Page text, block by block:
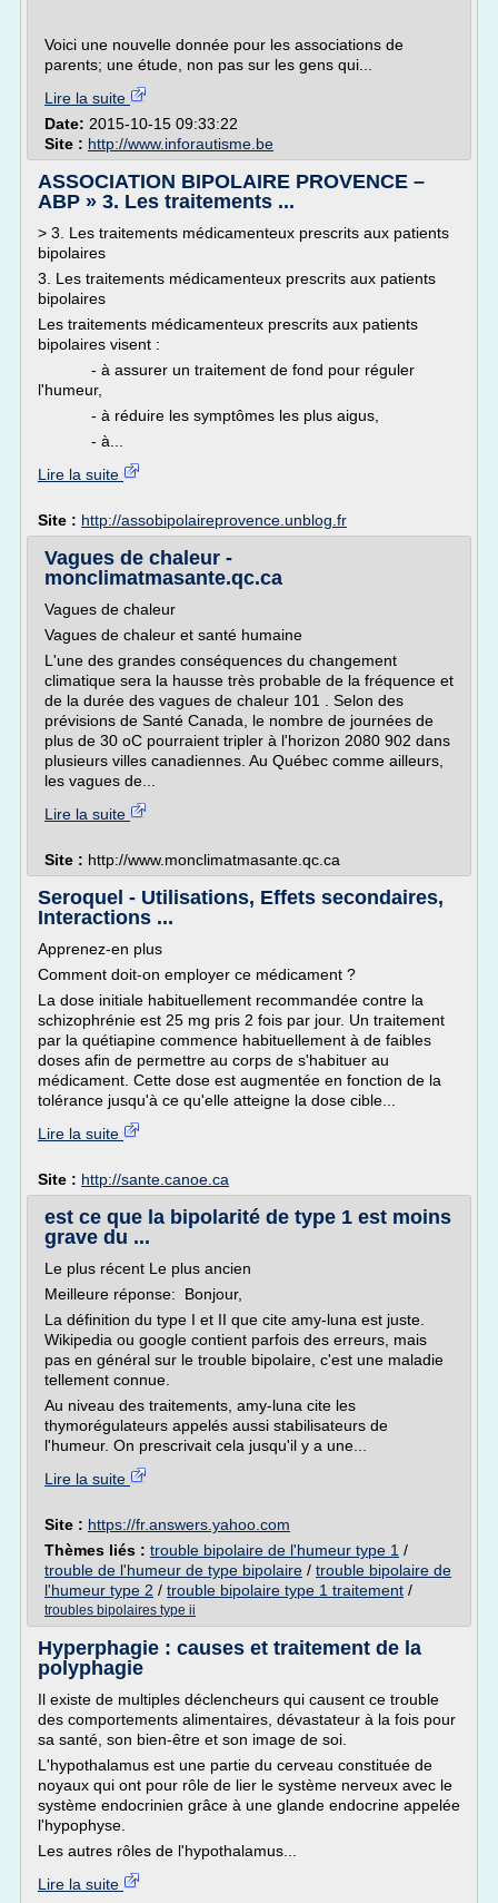
Voici une nouvelle donnée pour les associations de
parents; une étude, non pas sur les gens qui...
Lire la suite
Date: 2015-10-15 09:33:22
Site : http://www.inforautisme.be
ASSOCIATION BIPOLAIRE PROVENCE –
ABP » 3. Les traitements ...
> 3. Les traitements médicamenteux prescrits aux patients
bipolaires
3. Les traitements médicamenteux prescrits aux patients
bipolaires
Les traitements médicamenteux prescrits aux patients
bipolaires visent :
- à assurer un traitement de fond pour réguler
l'humeur,
- à réduire les symptômes les plus aigus,
- à...
Lire la suite
Site : http://assobipolaireprovence.unblog.fr
Vagues de chaleur -
monclimatmasante.qc.ca
Vagues de chaleur
Vagues de chaleur et santé humaine
L'une des grandes conséquences du changement
climatique sera la hausse très probable de la fréquence et
de la durée des vagues de chaleur 101 . Selon des
prévisions de Santé Canada, le nombre de journées de
plus de 30 oC pourraient tripler à l'horizon 2080 902 dans
plusieurs villes canadiennes. Au Québec comme ailleurs,
les vagues de...
Lire la suite
Site : http://www.monclimatmasante.qc.ca
Seroquel - Utilisations, Effets secondaires,
Interactions ...
Apprenez-en plus
Comment doit-on employer ce médicament ?
La dose initiale habituellement recommandée contre la
schizophrénie est 25 mg pris 2 fois par jour. Un traitement
par la quétiapine commence habituellement à de faibles
doses afin de permettre au corps de s'habituer au
médicament. Cette dose est augmentée en fonction de la
tolérance jusqu'à ce qu'elle atteigne la dose cible...
Lire la suite
Site : http://sante.canoe.ca
est ce que la bipolarité de type 1 est moins
grave du ...
Le plus récent Le plus ancien
Meilleure réponse: Bonjour,
La définition du type I et II que cite amy-luna est juste.
Wikipedia ou google contient parfois des erreurs, mais
pas en général sur le trouble bipolaire, c'est une maladie
tellement connue.
Au niveau des traitements, amy-luna cite les
thymorégulateurs appelés aussi stabilisateurs de
l'humeur. On prescrivait cela jusqu'il y a une...
Lire la suite
Site : https://fr.answers.yahoo.com
Thèmes liés : trouble bipolaire de l'humeur type 1 /
trouble de l'humeur de type bipolaire / trouble bipolaire de
l'humeur type 2 / trouble bipolaire type 1 traitement /
troubles bipolaires type ii
Hyperphagie : causes et traitement de la
polyphagie
Il existe de multiples déclencheurs qui causent ce trouble
des comportements alimentaires, dévastateur à la fois pour
sa santé, son bien-être et son image de soi.
L'hypothalamus est une partie du cerveau constituée de
noyaux qui ont pour rôle de lier le système nerveux avec le
système endocrinien grâce à une glande endocrine appelée
l'hypophyse.
Les autres rôles de l'hypothalamus...
Lire la suite